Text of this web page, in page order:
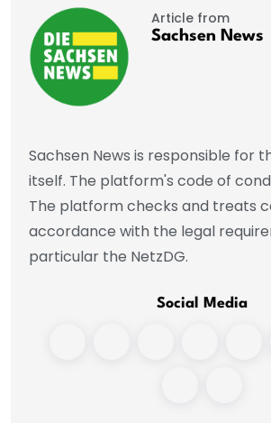
Article from
Sachsen News
Sachsen News is responsible for
itself. The platform's code of
The platform checks and treats
accordance with the legal
particular the NetzDG.
Social Media